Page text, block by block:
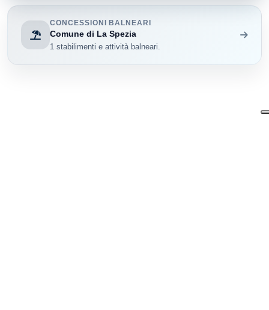
CONCESSIONI BALNEARI
Comune di La Spezia
1 stabilimenti e attività balneari.